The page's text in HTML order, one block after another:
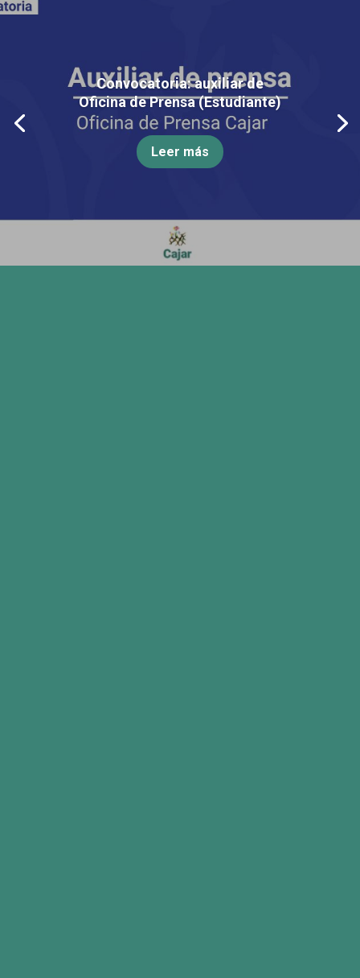
Convocatoria: auxiliar de
Oficina de Prensa (Estudiante)
Leer más